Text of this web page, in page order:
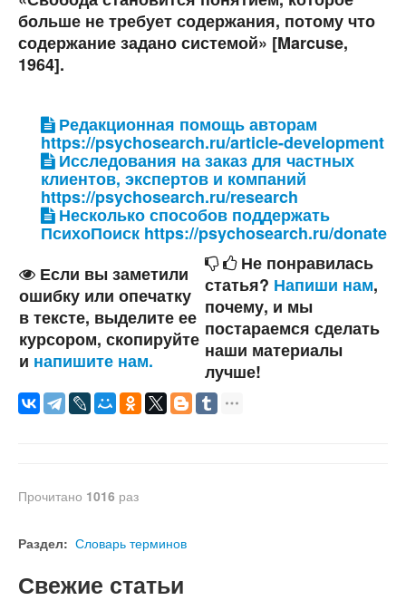
больше не требует содержания, потому что
содержание задано системой» [Marcuse,
1964].
Редакционная помощь авторам
https://psychosearch.ru/article-development
Исследования на заказ для частных
клиентов, экспертов и компаний
https://psychosearch.ru/research
Несколько способов поддержать
ПсихоПоиск https://psychosearch.ru/donate
Если вы заметили
ошибку или опечатку
в тексте, выделите ее
курсором, скопируйте
и напишите нам.
Не понравилась
статья? Напиши нам,
почему, и мы
постараемся сделать
наши материалы
лучше!
Прочитано 1016 раз
Раздел: Словарь терминов
Свежие статьи